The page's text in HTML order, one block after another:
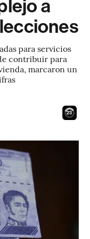
a
para servicios
contribuir para
marcaron un
22